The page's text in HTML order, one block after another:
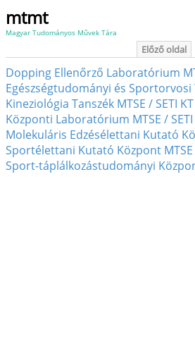
mtmt
Magyar Tudományos Művek Tára
Előző oldal
Dopping Ellenőrző Laboratórium
Egészségtudományi és Sportorvosi
Kineziológia Tanszék MTSE / SETI
Központi Laboratórium MTSE / SETI
Molekuláris Edzésélettani Kutató
Sportélettani Kutató Központ MTSE
Sport-táplálkozástudományi